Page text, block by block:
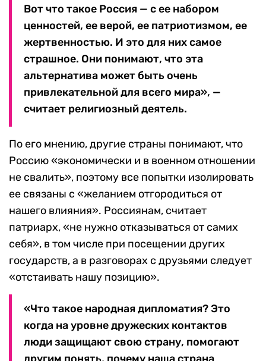
Вот что такое Россия — с ее набором
ценностей, ее верой, ее патриотизмом, ее
жертвенностью. И это для них самое
страшное. Они понимают, что эта
альтернатива может быть очень
привлекательной для всего мира», —
считает религиозный деятель.
По его мнению, другие страны понимают, что
Россию «экономически и в военном отношении
не свалить», поэтому все попытки изолировать
ее связаны с «желанием отгородиться от
нашего влияния». Россиянам, считает
патриарх, «не нужно отказываться от самих
себя», в том числе при посещении других
государств, а в разговорах с друзьями следует
«отстаивать нашу позицию».
«Что такое народная дипломатия? Это
когда на уровне дружеских контактов
люди защищают свою страну, помогают